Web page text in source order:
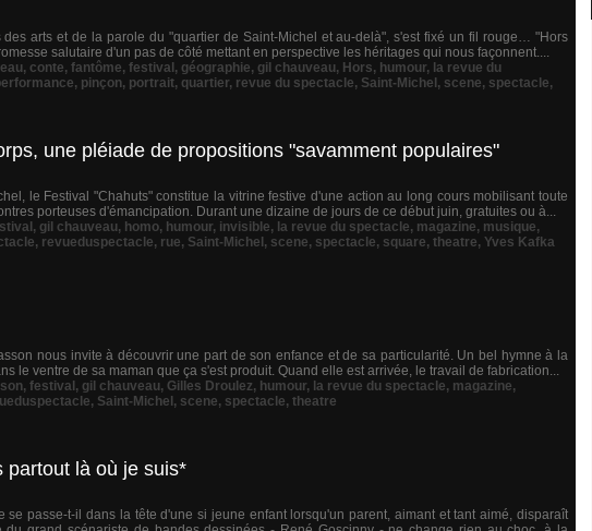
arts et de la parole du "quartier de Saint-Michel et au-delà", s'est fixé un fil rouge… "Hors
salutaire d'un pas de côté mettant en perspective les héritages qui nous façonnent....
, conte, fantôme, festival , géographie, gil chauveau, Hors, humour, la revue du
, pinçon, portrait, quartier, revue du spectacle, Saint-Michel , scene, spectacle,
une pléiade de propositions "savamment populaires"
le Festival "Chahuts" constitue la vitrine festive d'une action au long cours mobilisant toute
porteuses d'émancipation. Durant une dizaine de jours de ce début juin, gratuites ou à...
, gil chauveau, homo, humour, invisible, la revue du spectacle, magazine, musique,
, revueduspectacle, rue, Saint-Michel , scene, spectacle, square, theatre, Yves Kafka
nous invite à découvrir une part de son enfance et de sa particularité. Un bel hymne à la
le ventre de sa maman que ça s'est produit. Quand elle est arrivée, le travail de fabrication...
, festival , gil chauveau, Gilles Droulez, humour, la revue du spectacle, magazine,
, Saint-Michel , scene, spectacle, theatre
partout là où je suis*
passe-t-il dans la tête d'une si jeune enfant lorsqu'un parent, aimant et tant aimé, disparaît